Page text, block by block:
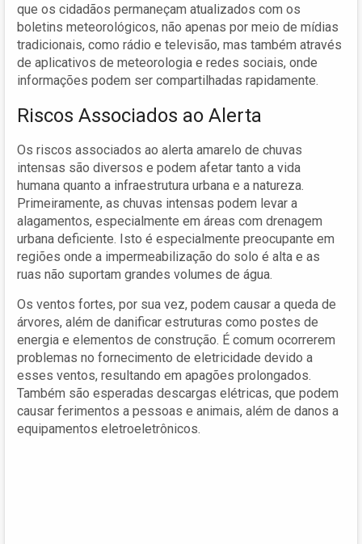
que os cidadãos permaneçam atualizados com os
boletins meteorológicos, não apenas por meio de mídias
tradicionais, como rádio e televisão, mas também através
de aplicativos de meteorologia e redes sociais, onde
informações podem ser compartilhadas rapidamente.
Riscos Associados ao Alerta
Os riscos associados ao alerta amarelo de chuvas
intensas são diversos e podem afetar tanto a vida
humana quanto a infraestrutura urbana e a natureza.
Primeiramente, as chuvas intensas podem levar a
alagamentos, especialmente em áreas com drenagem
urbana deficiente. Isto é especialmente preocupante em
regiões onde a impermeabilização do solo é alta e as
ruas não suportam grandes volumes de água.
Os ventos fortes, por sua vez, podem causar a queda de
árvores, além de danificar estruturas como postes de
energia e elementos de construção. É comum ocorrerem
problemas no fornecimento de eletricidade devido a
esses ventos, resultando em apagões prolongados.
Também são esperadas descargas elétricas, que podem
causar ferimentos a pessoas e animais, além de danos a
equipamentos eletroeletrônicos.